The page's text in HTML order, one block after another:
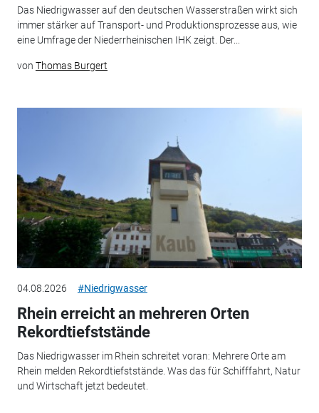
Das Niedrigwasser auf den deutschen Wasserstraßen wirkt sich
immer stärker auf Transport- und Produktionsprozesse aus, wie
eine Umfrage der Niederrheinischen IHK zeigt. Der...
von Thomas Burgert
04.08.2026 #Niedrigwasser
Rhein erreicht an mehreren Orten
Rekordtiefststände
Das Niedrigwasser im Rhein schreitet voran: Mehrere Orte am
Rhein melden Rekordtiefststände. Was das für Schifffahrt, Natur
und Wirtschaft jetzt bedeutet.